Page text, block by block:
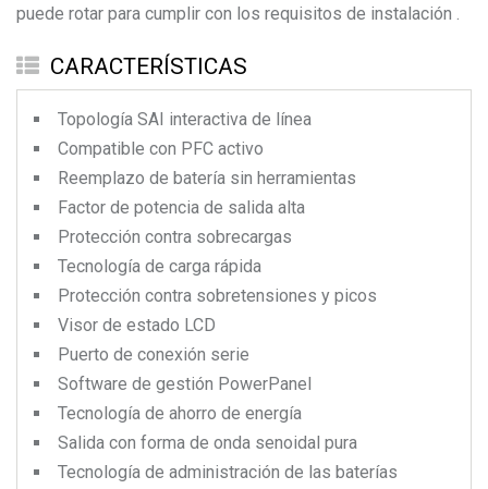
puede rotar para cumplir con los requisitos de instalación .
CARACTERÍSTICAS
Topología SAI interactiva de línea
Compatible con PFC activo
Reemplazo de batería sin herramientas
Factor de potencia de salida alta
Protección contra sobrecargas
Tecnología de carga rápida
Protección contra sobretensiones y picos
Visor de estado LCD
Puerto de conexión serie
Software de gestión PowerPanel
Tecnología de ahorro de energía
Salida con forma de onda senoidal pura
Tecnología de administración de las baterías